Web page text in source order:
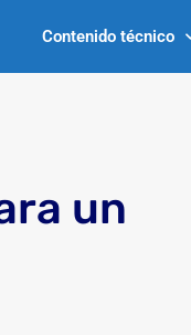
Contenido técnico
un